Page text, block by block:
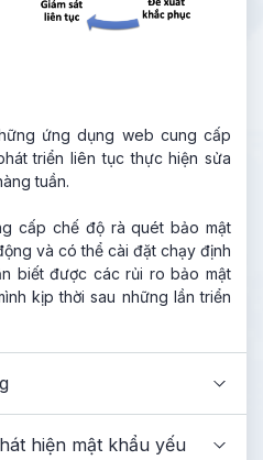
ứng dụng web cung cấp
triển liên tục thực hiện sửa
tuần.
cấp chế độ rà quét bảo mật
và có thể cài đặt chạy định
biết được các rủi ro bảo mật
kịp thời sau những lần triển
hiện mật khẩu yếu